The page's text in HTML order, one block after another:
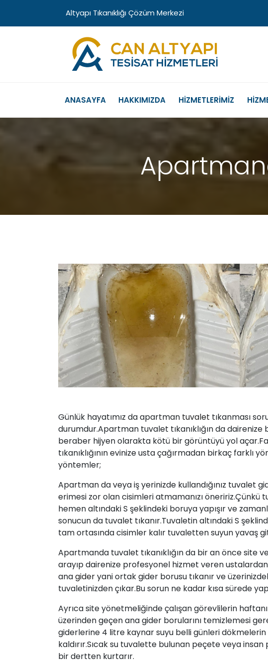
Altyapı Tıkanıklığı Çözüm Merkezi
ANASAYFA HAKKIMIZDA HİZMETLERİMİZ
Günlük hayatımız da apartman tuvalet tıkanması
durumdur.Apartman tuvalet tıkanıklığın da dairenize
beraber hijyen olarakta kötü bir görüntüyü yol
tıkanıklığının evinize usta çağırmadan birkaç farklı
yöntemler;
Apartman da veya iş yerinizde kullandığınız tuvalet
erimesi zor olan cisimleri atmamanızı
hemen altındaki S şeklindeki boruya yapışır ve
sonucun da tuvalet tıkanır.Tuvaletin altındaki S
tam ortasında cisimler kalır tuvaletten suyun yavaş
Apartmanda tuvalet tıkanıklığın da bir an önce site
arayıp dairenize profesyonel hizmet veren
anagideryani ortak gider borusu tıkanır ve
tuvaletinizden çıkar.Bu sorun ne kadar kısa sürede
Ayrıca site yönetmeliğinde çalışan görevlilerin
üzerinden geçen ana gider borularını temizlemesi
giderlerine 4 litre kaynar suyu belli günleri dökmelerin
kaldırır.Sıcak su tuvalette bulunan peçete veya
bir dertten kurtarır.